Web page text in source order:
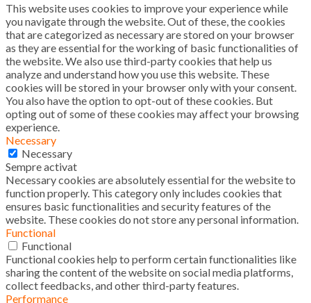
This website uses cookies to improve your experience while
you navigate through the website. Out of these, the cookies
that are categorized as necessary are stored on your browser
as they are essential for the working of basic functionalities of
the website. We also use third-party cookies that help us
analyze and understand how you use this website. These
cookies will be stored in your browser only with your consent.
You also have the option to opt-out of these cookies. But
opting out of some of these cookies may affect your browsing
experience.
Necessary
Necessary
Sempre activat
Necessary cookies are absolutely essential for the website to
function properly. This category only includes cookies that
ensures basic functionalities and security features of the
website. These cookies do not store any personal information.
Functional
Functional
Functional cookies help to perform certain functionalities like
sharing the content of the website on social media platforms,
collect feedbacks, and other third-party features.
Performance